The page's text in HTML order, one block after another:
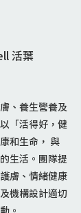
活葉
、養生營養及
「活得好，健
和生命， 與
生活。團隊提
膚、情緒健康
機構設計適切
。